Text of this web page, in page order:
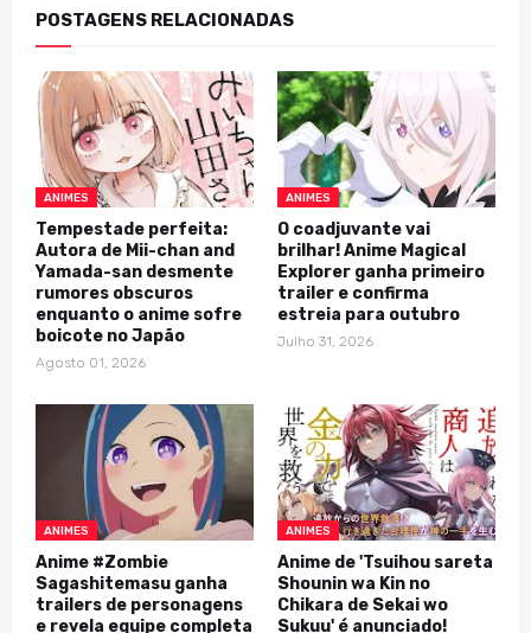
POSTAGENS RELACIONADAS
ANIMES
Tempestade perfeita:
Autora de Mii-chan and
Yamada-san desmente
rumores obscuros
enquanto o anime sofre
boicote no Japão
Agosto 01, 2026
ANIMES
O coadjuvante vai
brilhar! Anime Magical
Explorer ganha primeiro
trailer e confirma
estreia para outubro
Julho 31, 2026
ANIMES
Anime #Zombie
Sagashitemasu ganha
trailers de personagens
e revela equipe completa
ANIMES
Anime de 'Tsuihou sareta
Shounin wa Kin no
Chikara de Sekai wo
Sukuu' é anunciado!